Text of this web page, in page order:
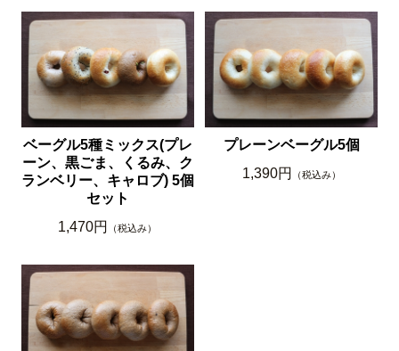
ベーグル5種ミックス(プレ
ーン、黒ごま、くるみ、ク
ランベリー、キャロブ) 5個
セット
1,470円
（税込み）
プレーンベーグル5個
1,390円
（税込み）